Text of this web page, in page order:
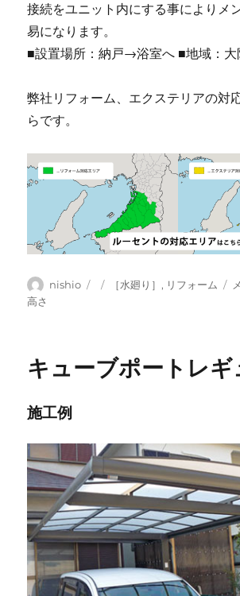
接続をユニット内にする事によりメ
易になります。
■設置場所：納戸→浴室へ ■地域：大
弊社リフォーム、エクステリアの対
らです。
投
nishio
投
カ［水廻り］ , リフォーム
タ
高さ
キューブポートレギ
施工例